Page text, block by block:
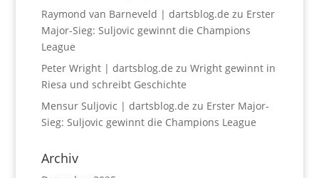
Raymond van Barneveld | dartsblog.de zu Erster
Major-Sieg: Suljovic gewinnt die Champions
League
Peter Wright | dartsblog.de zu Wright gewinnt in
Riesa und schreibt Geschichte
Mensur Suljovic | dartsblog.de zu Erster Major-
Sieg: Suljovic gewinnt die Champions League
Archiv